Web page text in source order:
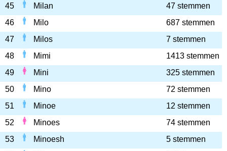
45
Milan
47 stemmen
46
Milo
687 stemmen
47
Milos
7 stemmen
48
Mimi
1413 stemmen
49
Mini
325 stemmen
50
Mino
72 stemmen
51
Minoe
12 stemmen
52
Minoes
74 stemmen
53
Minoesh
5 stemmen